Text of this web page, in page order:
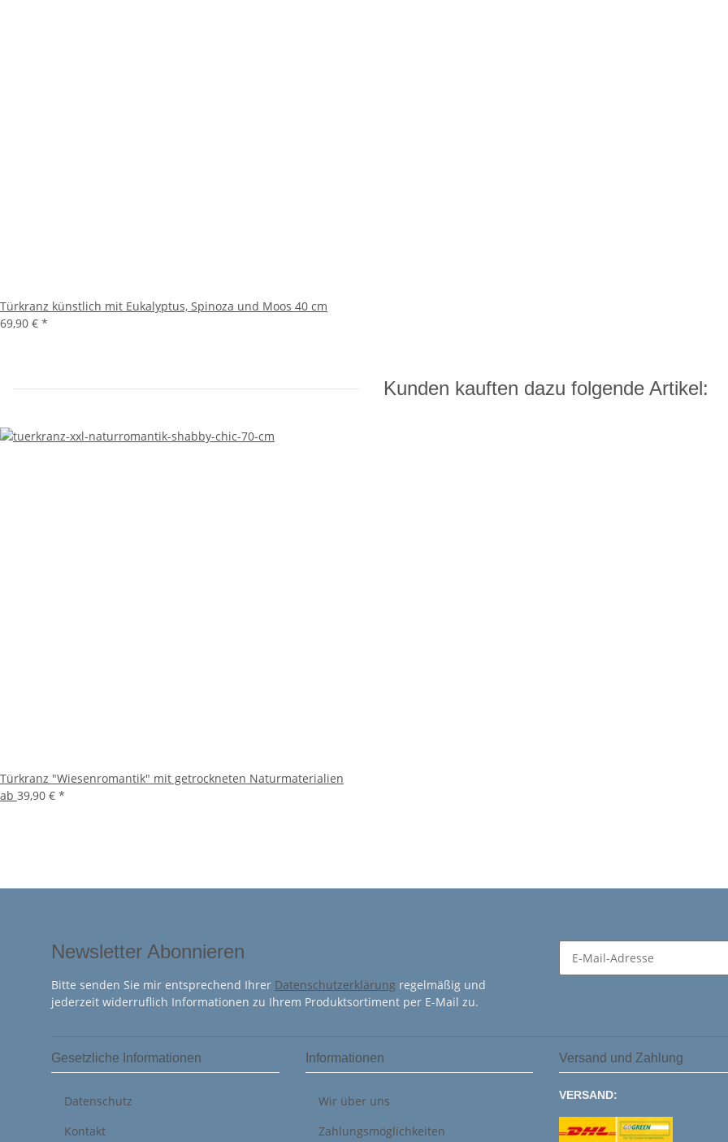
Türkranz künstlich mit Eukalyptus, Spinoza und Moos 40 cm
69,90 € *
Kunden kauften dazu folgende Artikel:
Türkranz "Wiesenromantik" mit getrockneten Naturmaterialien
ab 39,90 € *
Newsletter Abonnieren
Bitte senden Sie mir entsprechend Ihrer Datenschutzerklärung regelmäßig und
jederzeit widerruflich Informationen zu Ihrem Produktsortiment per E-Mail zu.
Gesetzliche Informationen
Datenschutz
Kontakt
Informationen
Wir über uns
Zahlungsmöglichkeiten
Versand und Zahlung
VERSAND: